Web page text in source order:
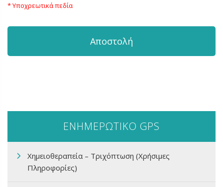
* Υποχρεωτικά πεδία
ΕΝΗΜΕΡΩΤΙΚΟ GPS
Χημειοθεραπεία – Τριχόπτωση (Χρήσιμες
Πληροφορίες)